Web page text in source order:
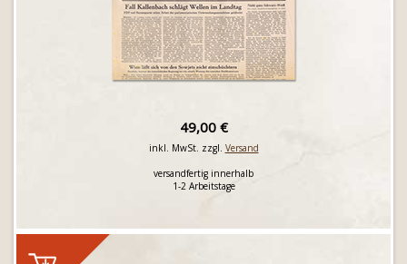
49,00 €
inkl. MwSt. zzgl. Versand
versandfertig innerhalb
1-2 Arbeitstage